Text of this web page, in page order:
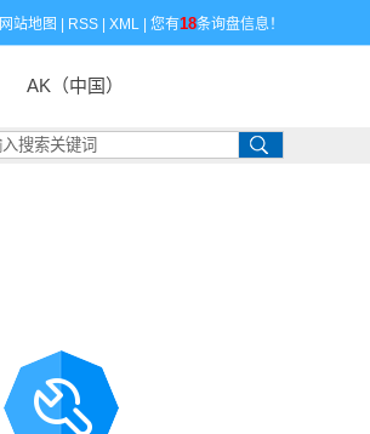
网站地图 RSS XML 您有18条询盘信息！
AK（中国）